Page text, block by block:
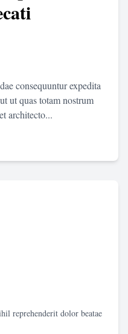
consequuntur expedita
ut quas totam nostrum
architecto...
reprehenderit dolor beatae